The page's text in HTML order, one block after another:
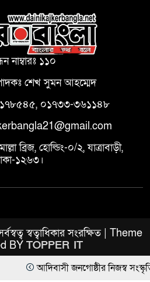
নাম্বারঃ ১১০
শেখ সুমন আহম্মেদ
০১৭৩৩-৩৬১১৪৮
ব্রিজ, হোল্ডিং-০/২, যাত্রাবাড়ী,
১২৬৩।
স্বত্বাধিকার সংরক্ষিত | Theme
BY TOPPER IT
আদিবাসী জনগোষ্ঠীর নিজস্ব সংস্কৃতি